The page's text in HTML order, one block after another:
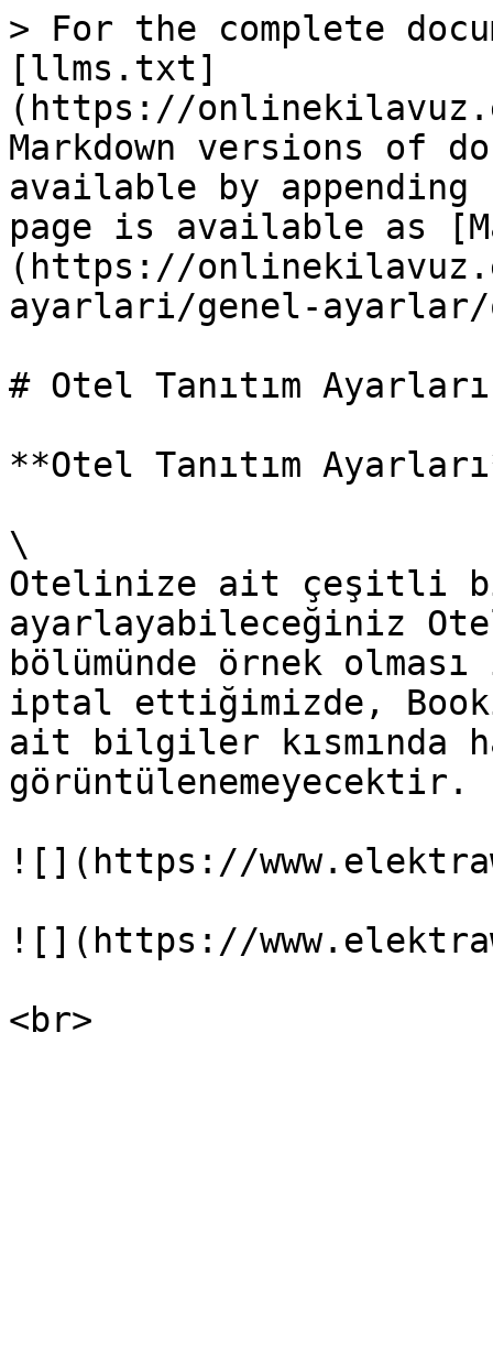
> For the complete
[llms.txt]
(https://
Markdown versions of
available by
page is available as
(https://
ayarlari/genel-
# Otel Tanıtım Ayarları
**Otel Tanıtım
\
Otelinize ait çeşitli
ayarlayabileceğiniz
bölümünde örnek
iptal ettiğimizde,
ait bilgiler kısmında
görüntülenemeyecektir.
![](https://
![](https://